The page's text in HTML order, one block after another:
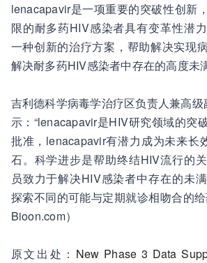
lenacapavir是一项重要的突破性创新
限的耐多药HIV感染者具有变革性潜
一种创新的治疗方案，帮助解决实现
解决耐多药HIV感染者中存在的高度未
吉利德科学病毒学治疗区负责人兼高
示：“lenacapavir是HIV研究领域的突
批准，lenacapavir有潜力成为未来长
石。科学进步是帮助终结HIV流行的
员致力于解决HIV感染者中存在的未
探索不同的可能与定期就诊相吻合的
Bioon.com）
原文出处： New Phase 3 Data